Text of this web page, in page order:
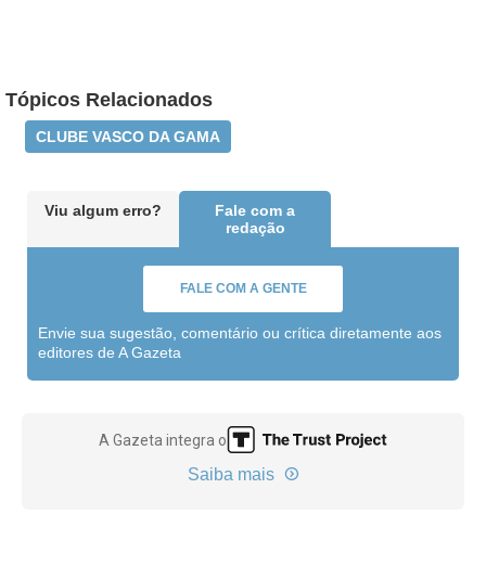
Tópicos Relacionados
CLUBE VASCO DA GAMA
Viu algum erro?
Fale com a
redação
FALE COM A GENTE
Envie sua sugestão, comentário ou crítica diretamente aos
editores de A Gazeta
A Gazeta integra o
Saiba mais